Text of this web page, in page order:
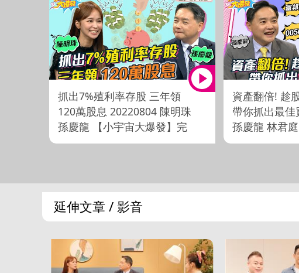
抓出7%殖利率存股 三年領
120萬股息 20220804 陳明珠
孫慶龍 【小宇宙大爆發】完
整版
資產翻倍! 趁
帶你抓出最
孫慶龍 林君
發】完整版
延伸文章 / 影音